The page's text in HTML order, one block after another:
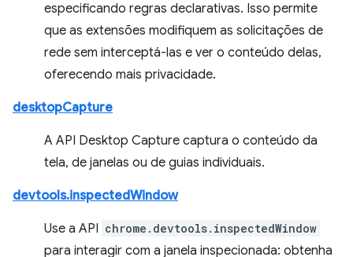
especificando regras declarativas. Isso permite
que as extensões modifiquem as solicitações de
rede sem interceptá-las e ver o conteúdo delas,
oferecendo mais privacidade.
desktopCapture
A API Desktop Capture captura o conteúdo da
tela, de janelas ou de guias individuais.
devtools.inspectedWindow
Use a API chrome.devtools.inspectedWindow
para interagir com a janela inspecionada: obtenha